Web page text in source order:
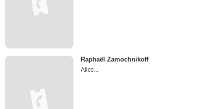
Raphaël Zamochnikoff
Alice...